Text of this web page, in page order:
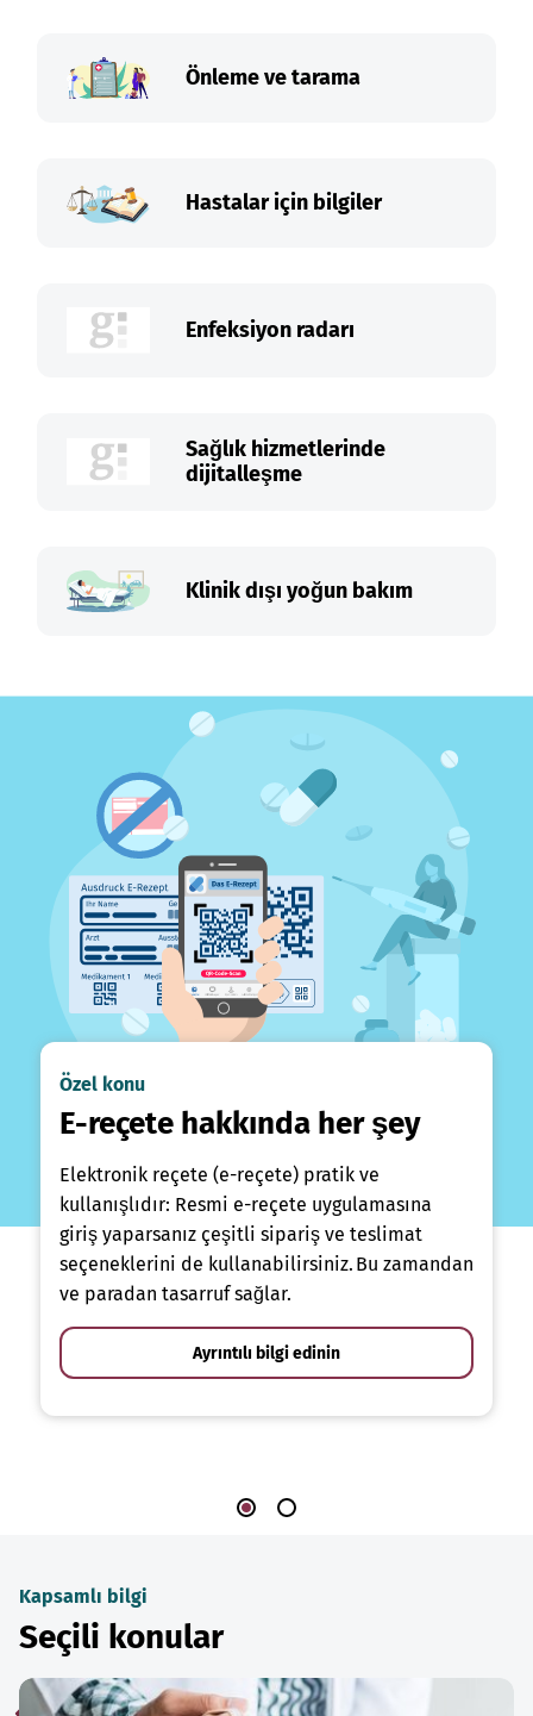
Önleme ve tarama
Hastalar için bilgiler
Enfeksiyon radarı
Sağlık hizmetlerinde
dijitalleşme
Klinik dışı yoğun bakım
Özel konu
E-reçete hakkında her şey
Elektronik reçete (e-reçete) pratik ve
kullanışlıdır: Resmi e-reçete uygulamasına
giriş yaparsanız çeşitli sipariş ve teslimat
seçeneklerini de kullanabilirsiniz. Bu zamandan
ve paradan tasarruf sağlar.
Ayrıntılı bilgi edinin
Kapsamlı bilgi
Seçili konular